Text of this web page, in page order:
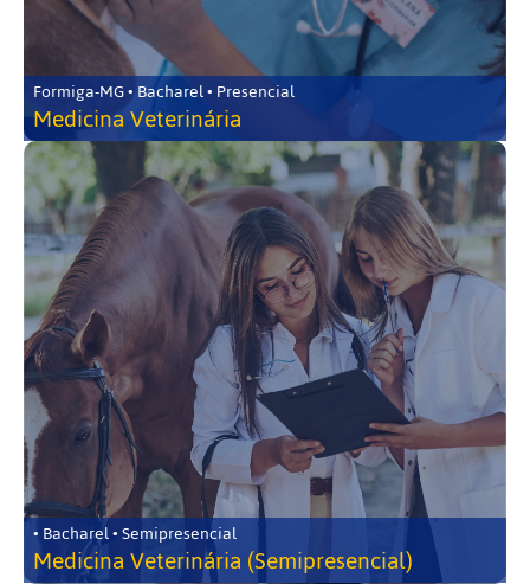
Formiga-MG • Bacharel • Presencial
Medicina Veterinária
• Bacharel • Semipresencial
Medicina Veterinária (Semipresencial)